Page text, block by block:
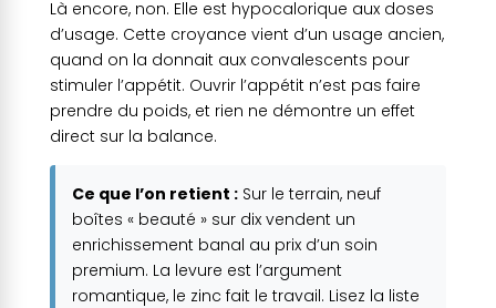
Là encore, non. Elle est hypocalorique aux doses
d’usage. Cette croyance vient d’un usage ancien,
quand on la donnait aux convalescents pour
stimuler l’appétit. Ouvrir l’appétit n’est pas faire
prendre du poids, et rien ne démontre un effet
direct sur la balance.
Ce que l’on retient :Sur le terrain, neuf
boîtes « beauté » sur dix vendent un
enrichissement banal au prix d’un soin
premium. La levure est l’argument
romantique, le zinc fait le travail. Lisez la liste